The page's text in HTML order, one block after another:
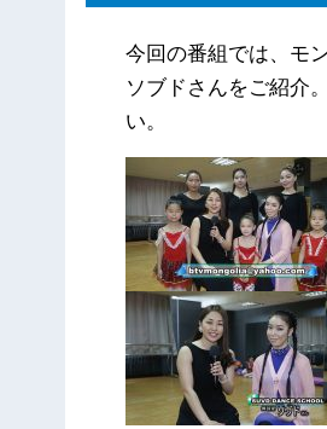
今回の番組では、モ
ソブドさんをご紹介
い。